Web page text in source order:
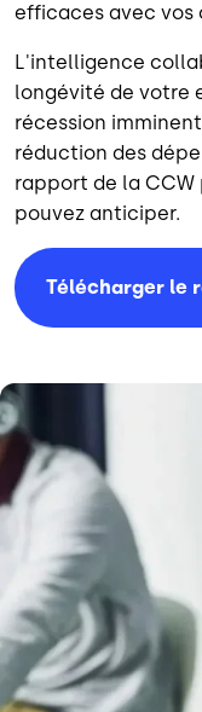
efficaces avec vos
L'intelligence
longévité de votre
récession
réduction des
rapport de la
pouvez anticiper.
Télécharger le
Image